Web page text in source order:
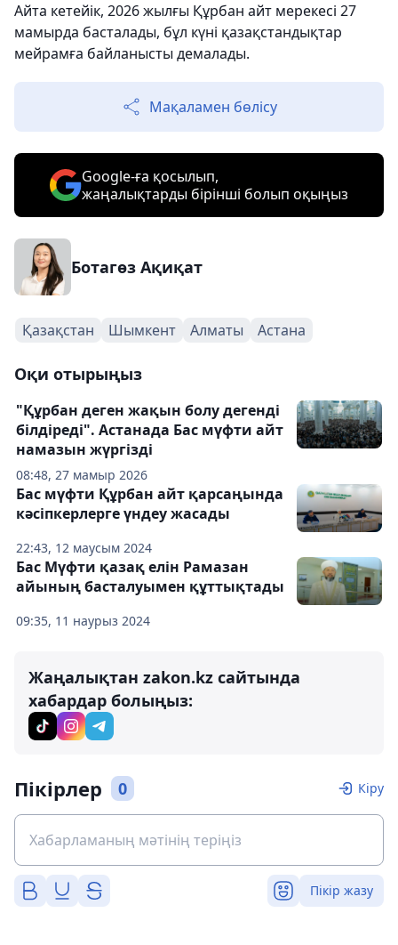
Айта кетейік, 2026 жылғы Құрбан айт мерекесі 27
мамырда басталады, бұл күні қазақстандықтар
мейрамға байланысты демалады.
Мақаламен бөлісу
Google-ға қосылып,
жаңалықтарды бірінші болып оқыңыз
Ботагөз Ақиқат
Қазақстан Шымкент Алматы Астана
Оқи отырыңыз
08:48, 27 мамыр 2026
"Құрбан деген жақын болу дегенді
білдіреді". Астанада Бас мүфти айт
намазын жүргізді
22:43, 12 маусым 2024
Бас мүфти Құрбан айт қарсаңында
кәсіпкерлерге үндеу жасады
09:35, 11 наурыз 2024
Бас Мүфти қазақ елін Рамазан
айының басталуымен құттықтады
Жаңалықтан zakon.kz сайтында
хабардар болыңыз:
Пікірлер 0 Кіру
Пікір жазу